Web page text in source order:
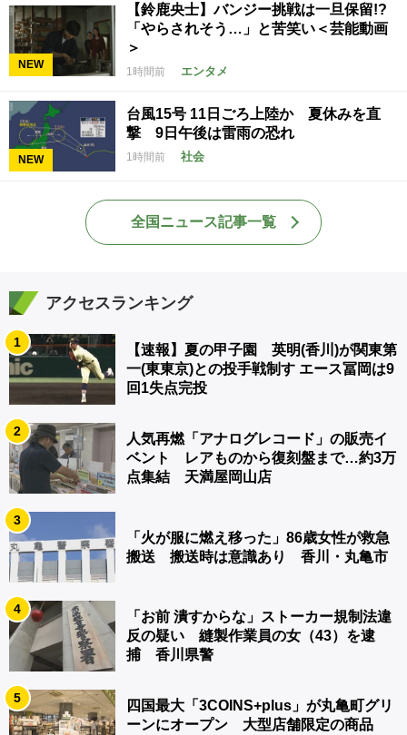
NEW
【鈴鹿央士】バンジー挑戦は一旦保留!?
「やらされそう…」と苦笑い＜芸能動画
＞
1時間前 エンタメ
NEW
台風15号 11日ごろ上陸か 夏休みを直
撃 9日午後は雷雨の恐れ
1時間前 社会
全国ニュース記事一覧
アクセスランキング
1
【速報】夏の甲子園 英明(香川)が関東第
一(東東京)との投手戦制す エース冨岡は9
回1失点完投
2
人気再燃「アナログレコード」の販売イ
ベント レアものから復刻盤まで…約3万
点集結 天満屋岡山店
3
「火が服に燃え移った」86歳女性が救急
搬送 搬送時は意識あり 香川・丸亀市
4
「お前 潰すからな」ストーカー規制法違
反の疑い 縫製作業員の女（43）を逮
捕 香川県警
5
四国最大「3COINS+plus」が丸亀町グリ
ーンにオープン 大型店舗限定の商品